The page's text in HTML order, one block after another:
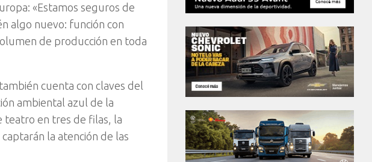
«Estamos seguros de
algo nuevo: función con
de producción en toda
cuenta con claves del
ambiental azul de la
teatro en tres de filas, la
la atención de las